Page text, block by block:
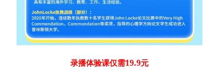
录播体验课仅需19.9元